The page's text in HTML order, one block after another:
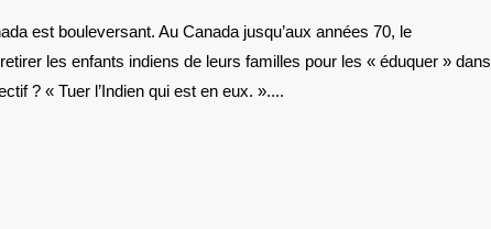
LES
ADOS
les enfants indiens de leurs familles pour les « éduquer » dans
? « Tuer l’Indien qui est en eux. »....